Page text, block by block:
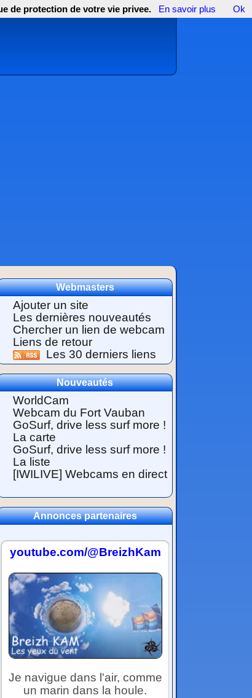
Webmasters
Ajouter un site
Les dernières nouveautés
Chercher un lien de webcam
Liens de retour
Les 30 derniers liens
Nouveautés
WorldCam
Webcam du Fort Vauban
GoSurf, drive less surf more !
La carte
GoSurf, drive less surf more !
La liste
[IWILIVE] Webcams en direct
Annonces partenaires
youtube.com/@BreizhKam
Je navigue dans l'air, comme
un marin dans la houle.
de protection de votre vie privee. En savoir plus Ok